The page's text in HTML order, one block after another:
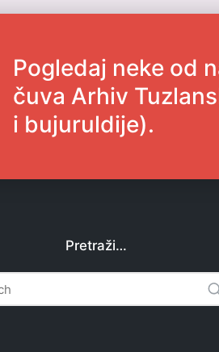
Pogledaj neke od
čuva Arhiv
i bujuruldije).
Pretraži…